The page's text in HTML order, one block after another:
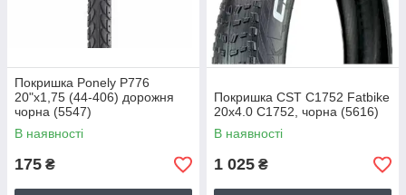
Покришка Ponely P776
20"х1,75 (44-406) дорожня
чорна (5547)
В наявності
175 ₴
Покришка СST C1752 Fatbike
20х4.0 C1752, чорна (5616)
В наявності
1 025 ₴